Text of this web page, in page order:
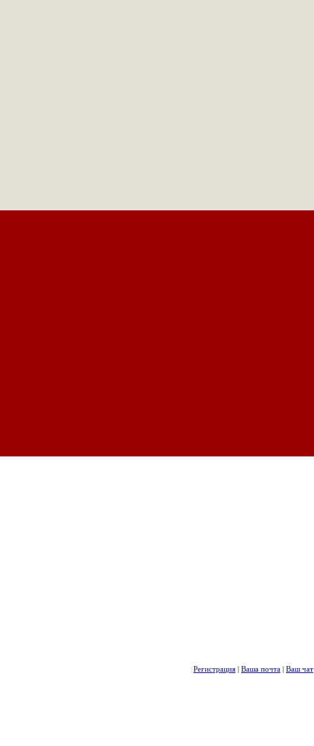
Регистрация | Ваша почта | Ваш чат